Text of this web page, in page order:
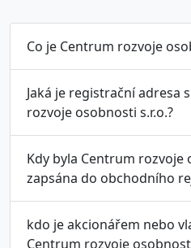
Co je Centrum rozvoje
Jaká je registrační adresa
rozvoje osobnosti s.r.o.?
Kdy byla Centrum rozvoje
zapsána do obchodního
kdo je akcionářem nebo
Centrum rozvoje